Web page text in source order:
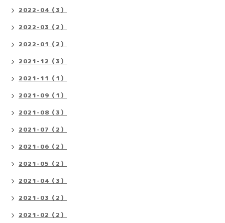
2022-04（3）
2022-03（2）
2022-01（2）
2021-12（3）
2021-11（1）
2021-09（1）
2021-08（3）
2021-07（2）
2021-06（2）
2021-05（2）
2021-04（3）
2021-03（2）
2021-02（2）